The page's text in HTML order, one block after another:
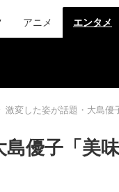
アニメ エンタメ
激変した姿が話題・大島優
優子「美